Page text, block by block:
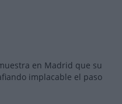
en Madrid que su
implacable el paso